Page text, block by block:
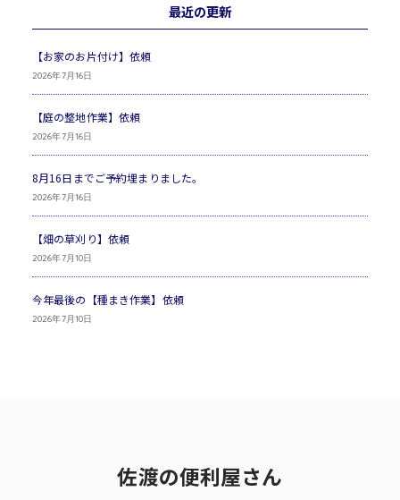
最近の更新
【お家のお片付け】依頼
2026年7月16日
【庭の整地作業】依頼
2026年7月16日
8月16日までご予約埋まりました。
2026年7月16日
【畑の草刈り】依頼
2026年7月10日
今年最後の【種まき作業】依頼
2026年7月10日
佐渡の便利屋さん